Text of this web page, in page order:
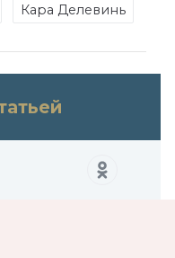
Кара Делевинь